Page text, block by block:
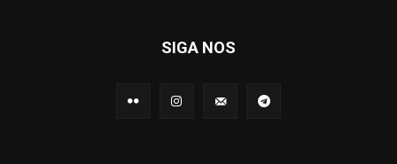
SIGA NOS